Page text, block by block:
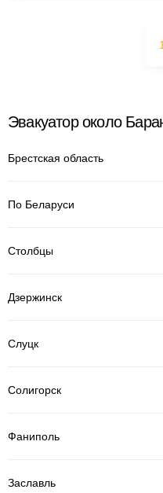
1
Эвакуатор около
Брестская область
По Беларуси
Столбцы
Дзержинск
Слуцк
Солигорск
Фаниполь
Заславль